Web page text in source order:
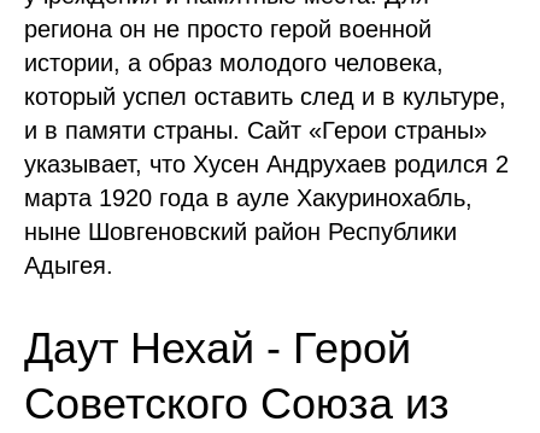
региона он не просто герой военной
истории, а образ молодого человека,
который успел оставить след и в культуре,
и в памяти страны. Сайт «Герои страны»
указывает, что Хусен Андрухаев родился 2
марта 1920 года в ауле Хакуринохабль,
ныне Шовгеновский район Республики
Адыгея.
Даут Нехай - Герой
Советского Союза из